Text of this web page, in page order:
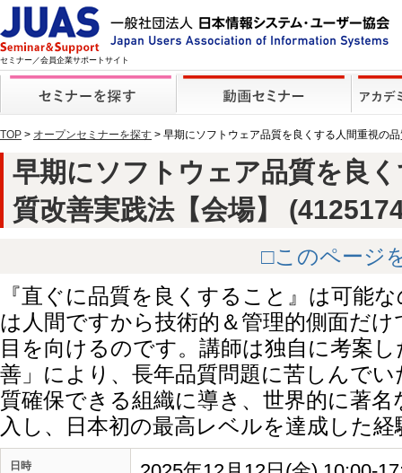
セミナー／会員企業サポートサイト
TOP > オープンセミナーを探す > 早期にソフトウェア品質を良くする人間重視の
早期にソフトウェア品質を良
質改善実践法【会場】
□このページ
『直ぐに品質を良くすること』は可能
は人間ですから技術的＆管理的側面だ
目を向けるのです。講師は独自に考案
善」により、長年品質問題に苦しんで
質確保できる組織に導き、世界的に著
入し、日本初の最高レベルを達成した
日時